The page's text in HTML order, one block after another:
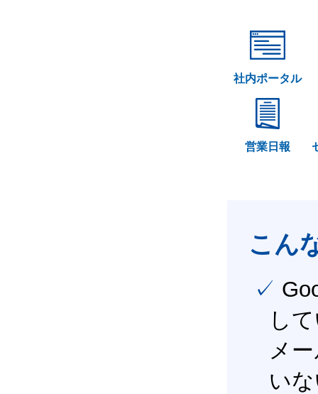
社内ポータル
営業日報
こん
✓ Google Workspace（旧G Suite） を社内で導入
し
メ
い